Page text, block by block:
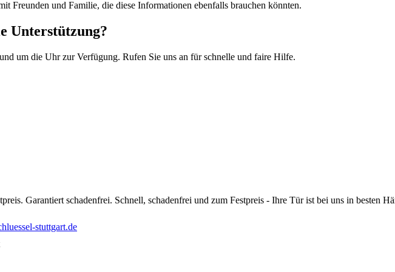
Freunden und Familie, die diese Informationen ebenfalls brauchen könnten.
Unterstützung?
um die Uhr zur Verfügung. Rufen Sie uns an für schnelle und faire Hilfe.
Garantiert schadenfrei. Schnell, schadenfrei und zum Festpreis - Ihre Tür ist bei uns in besten
stuttgart.de